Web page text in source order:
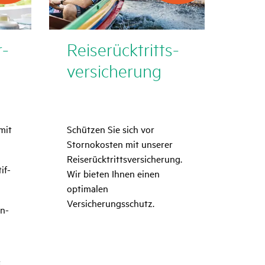
Reise­rück­tritts­
ver­si­che­rung
Schützen Sie sich vor
Stornokosten mit unserer
Reiserücktrittsversicherung.
Wir bieten Ihnen einen
optimalen
Versicherungsschutz.